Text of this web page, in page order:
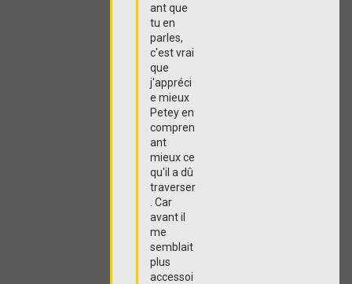
ant que
tu en
parles,
c'est vrai
que
j'appréci
e mieux
Petey en
compren
ant
mieux ce
qu'il a dû
traverser
. Car
avant il
me
semblait
plus
accessoi